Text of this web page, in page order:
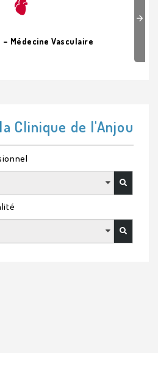
Médecine Vasculaire
Next
Clinique de l'Anjou